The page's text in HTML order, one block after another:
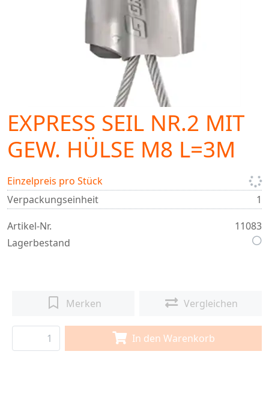
EXPRESS SEIL NR.2 MIT
GEW. HÜLSE M8 L=3M
Einzelpreis pro Stück
Verpackungseinheit
1
Artikel-Nr.
11083
Lagerbestand
Merken Vergleichen
In den Warenkorb